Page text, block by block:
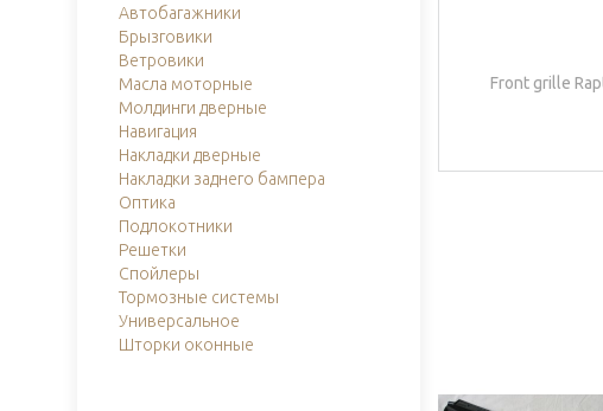
Автобагажники
Брызговики
Ветровики
Масла моторные
Молдинги дверные
Навигация
Накладки дверные
Накладки заднего бампера
Оптика
Подлокотники
Решетки
Спойлеры
Тормозные системы
Универсальное
Шторки оконные
Front grille